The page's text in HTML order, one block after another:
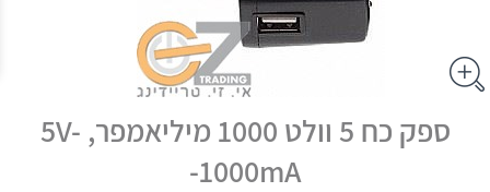
ספק כח 5 וולט 1000 מיליאמפר, 5V-
-1000mA